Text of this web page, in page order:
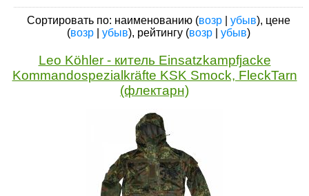
Сортировать по: наименованию (возр| убыв), цене
(возр| убыв), рейтингу (возр| убыв)
Leo Köhler - китель Einsatzkampfjacke
Kommandospezialkräfte KSK Smock, FleckTarn
(флектарн)